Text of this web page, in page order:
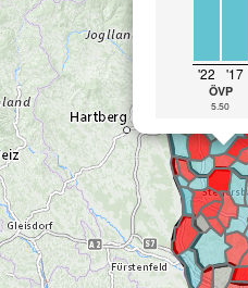
'22 '17
ÖVP
5.50